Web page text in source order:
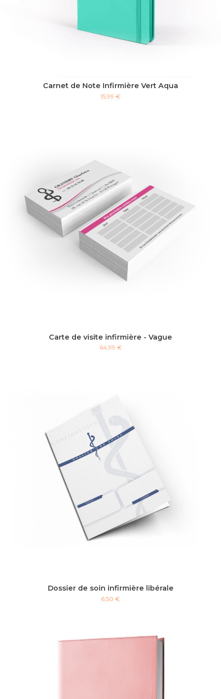
Carnet de Note Infirmière Vert Aqua
15,99 €
Carte de visite infirmière - Vague
64,99 €
Dossier de soin infirmière libérale
6,50 €